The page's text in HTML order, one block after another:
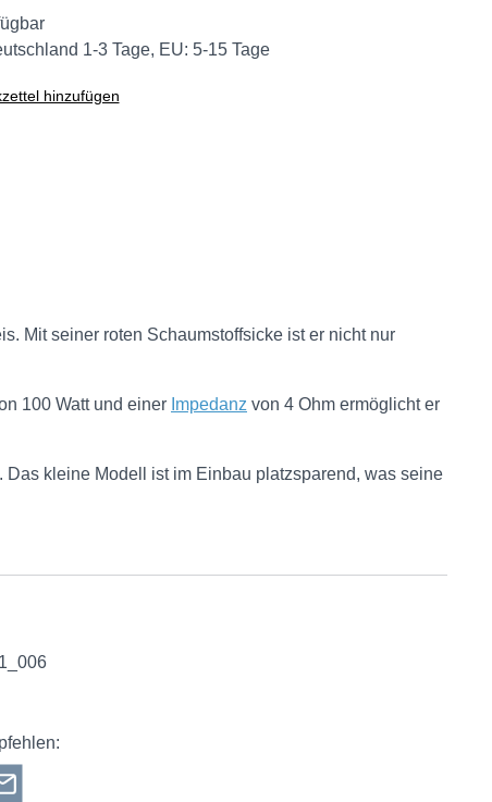
1-3 Tage, EU: 5-15 Tage
hinzufügen
Mit seiner roten Schaumstoffsicke ist er nicht nur
100 Watt und einer Impedanz von 4 Ohm ermöglicht er
kleine Modell ist im Einbau platzsparend, was seine